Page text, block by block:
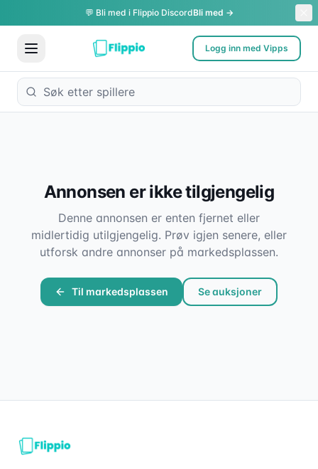
💬 Bli med i Flippio DiscordBli med →
Logg inn med Vipps
Annonsen er ikke tilgjengelig
Denne annonsen er enten fjernet eller
midlertidig utilgjengelig. Prøv igjen senere, eller
utforsk andre annonser på markedsplassen.
Til markedsplassen Se auksjoner